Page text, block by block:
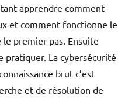
apprendre comment
et comment fonctionne le
premier pas. Ensuite
La cybersécurité
brut c’est
et de résolution de